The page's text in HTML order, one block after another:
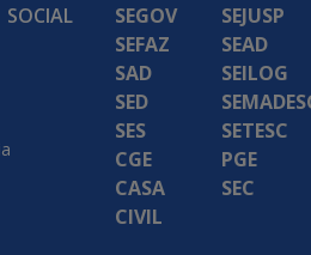
SOCIAL
SEGOV
SEFAZ
SAD
SED
SES
CGE
CASA
CIVIL
SEJUSP
SEAD
SEILOG
SETESC
PGE
SEC